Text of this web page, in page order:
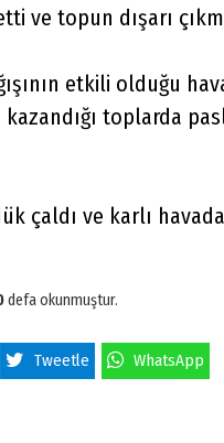
ve topun dışarı
etkili olduğu
kazandığı toplarda
çaldı ve karlı
defa okunmuştur.
Tweetle WhatsApp